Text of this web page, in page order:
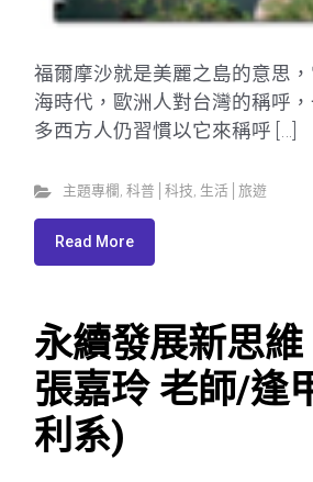
福爾摩沙就是美麗之島的意思
海時代，歐洲人對台灣的稱呼
多西方人仍習慣以它來稱呼 […]
主題專欄 , 科普│科技, 生活│旅遊
Read More
永續發展新思維
張嘉玲 老師/逢
利系)